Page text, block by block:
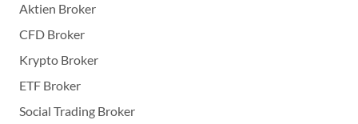
Aktien Broker
CFD Broker
Krypto Broker
ETF Broker
Social Trading Broker